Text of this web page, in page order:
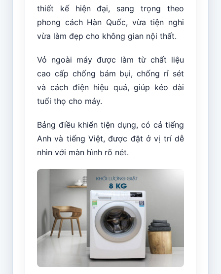
thiết kế hiện đại, sang trọng theo
phong cách Hàn Quốc, vừa tiện nghi
vừa làm đẹp cho không gian nội thất.
Vỏ ngoài máy được làm từ chất liệu
cao cấp chống bám bụi, chống rỉ sét
và cách điện hiệu quả, giúp kéo dài
tuổi thọ cho máy.
Bảng điều khiển tiện dụng, có cả tiếng
Anh và tiếng Việt, được đặt ở vị trí dễ
nhìn với màn hình rõ nét.